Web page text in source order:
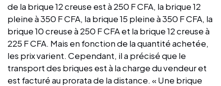
de la brique 12 creuse est à 250 F CFA, la brique 12
pleine à 350 F CFA, la brique 15 pleine à 350 F CFA, la
brique 10 creuse à 250 F CFA et la brique 12 creuse à
225 F CFA. Mais en fonction de la quantité achetée,
les prix varient. Cependant, il a précisé que le
transport des briques est à la charge du vendeur et
est facturé au prorata de la distance. « Une brique